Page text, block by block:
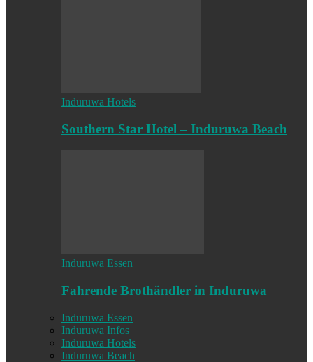
Induruwa Hotels
Southern Star Hotel – Induruwa Beach
Induruwa Essen
Fahrende Brothändler in Induruwa
Induruwa Essen
Induruwa Infos
Induruwa Hotels
Induruwa Beach